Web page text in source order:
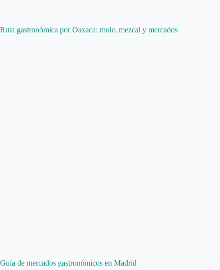
Ruta gastronómica por Oaxaca: mole, mezcal y mercados
Guía de mercados gastronómicos en Madrid